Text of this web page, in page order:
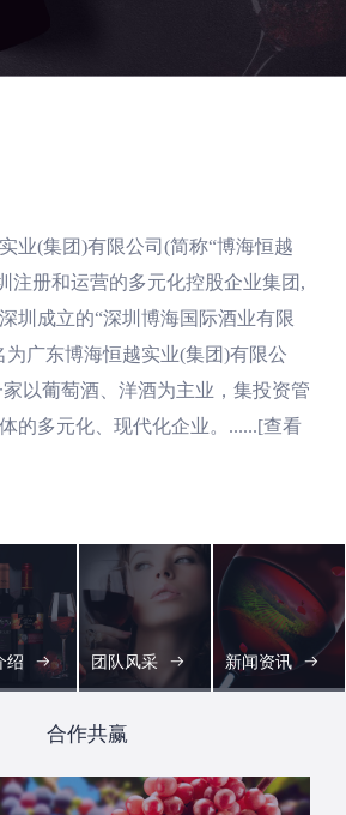
(集团)有限公司(简称“博海恒越
注册和运营的多元化控股企业集团,
圳成立的“深圳博海国际酒业有限
为广东博海恒越实业(集团)有限公
以葡萄酒、洋酒为主业，集投资管
的多元化、现代化企业。......[查看
绍 团队风采 新闻资讯
合作共赢